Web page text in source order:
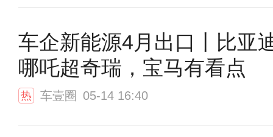
车企新能源4月出口丨比亚
哪吒超奇瑞，宝马有看点
热 车壹圈 05-14 16:40